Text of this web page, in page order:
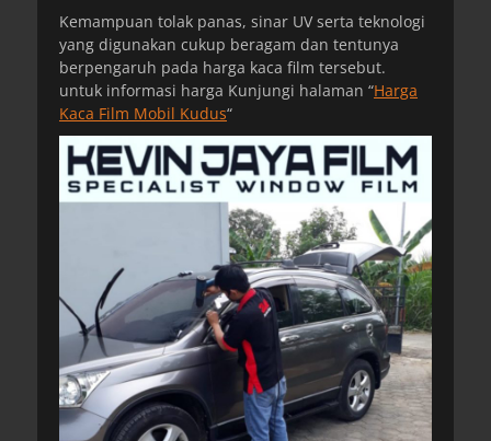
Kemampuan tolak panas, sinar UV serta teknologi
yang digunakan cukup beragam dan tentunya
berpengaruh pada harga kaca film tersebut.
untuk informasi harga Kunjungi halaman “Harga
Kaca Film Mobil Kudus“